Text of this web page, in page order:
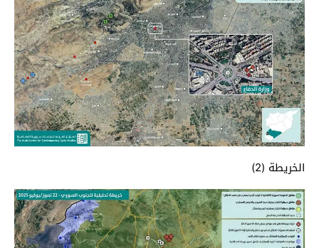
الخريطة (2)